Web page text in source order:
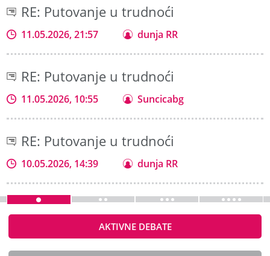
RE: Putovanje u trudnoći
11.05.2026, 21:57 dunja RR
RE: Putovanje u trudnoći
11.05.2026, 10:55 Suncicabg
RE: Putovanje u trudnoći
10.05.2026, 14:39 dunja RR
AKTIVNE DEBATE